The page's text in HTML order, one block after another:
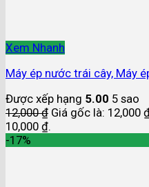
Xem Nhanh
Máy ép nước trái cây, Máy
Được xếp hạng 5.00 5 sao
12,000₫ Giá gốc là: 12,000
10,000 ₫.
-17%